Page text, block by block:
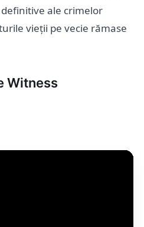
ale crimelor
vieții pe vecie rămase
Witness